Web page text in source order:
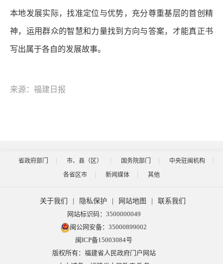
本地发展实际，找准定位与优势，充分尊重基层的首创精
神，运用群众的智慧和力量找到方向与答案，才能真正书
写出属于各自的发展故事。
来源：福建日报
省政府部门 市、县（区） 国务院部门
中央驻闽机构
各省区市
新闻媒体 其他
关于我们 隐私保护 网站地图
联系我们
网站标识码：3500000049
闽公网安备：35000899002
闽ICP备15003084号
版权所有：福建省人民政府门户网站